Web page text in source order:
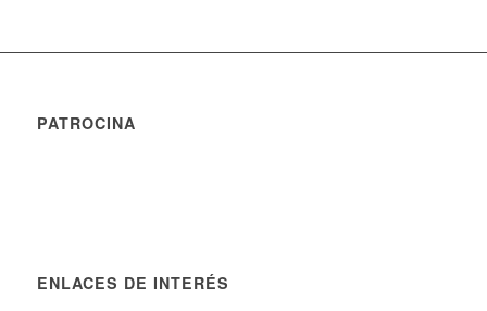
PATROCINA
ENLACES DE INTERÉS